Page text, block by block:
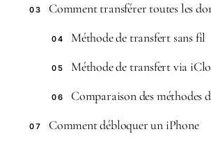
03 Comment transférer toutes les
04 Méthode de transfert sans fil
05 Méthode de transfert via
06 Comparaison des méthodes
07 Comment débloquer un iPhone